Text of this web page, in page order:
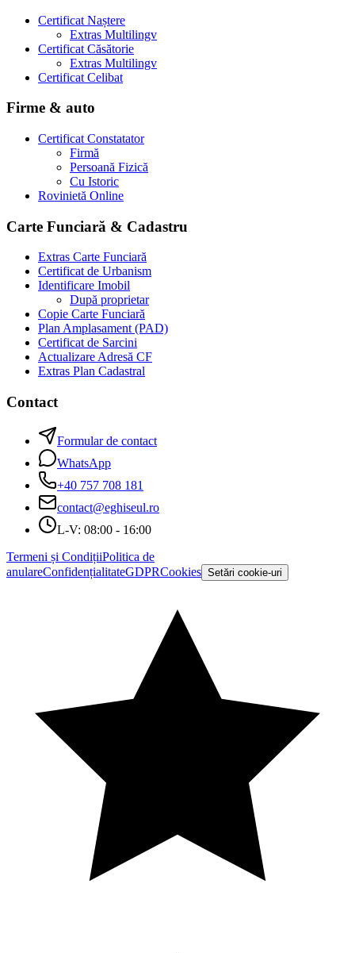
Certificat Naștere
Extras Multilingv
Certificat Căsătorie
Extras Multilingv
Certificat Celibat
Firme & auto
Certificat Constatator
Firmă
Persoană Fizică
Cu Istoric
Rovinietă Online
Carte Funciară & Cadastru
Extras Carte Funciară
Certificat de Urbanism
Identificare Imobil
După proprietar
Copie Carte Funciară
Plan Amplasament (PAD)
Certificat de Sarcini
Actualizare Adresă CF
Extras Plan Cadastral
Contact
Formular de contact
WhatsApp
+40 757 708 181
contact@eghiseul.ro
L-V: 08:00 - 16:00
Termeni și CondițiiPolitica de
anulareConfidențialitateGDPRCookies Setări cookie-uri